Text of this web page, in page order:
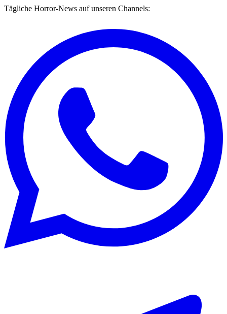
Tägliche Horror-News auf unseren Channels: